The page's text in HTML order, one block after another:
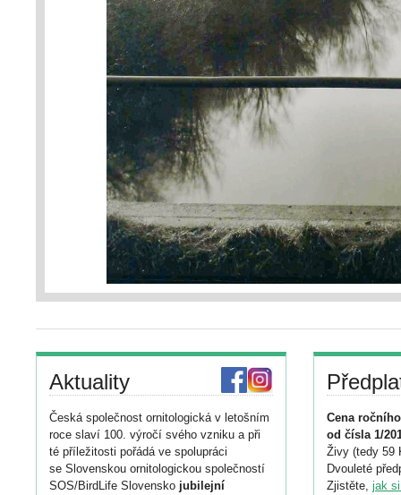
Aktuality
Česká společnost ornitologická v letošním
roce slaví 100. výročí svého vzniku a při
té příležitosti pořádá ve spolupráci
se Slovenskou ornitologickou společností
SOS/BirdLife Slovensko jubilejní
Cena
od čísla 1/
Živy (tedy 59
Dvouleté
Zjistěte, jak